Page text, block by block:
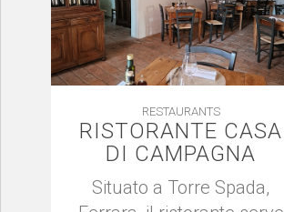
RESTAURANTS
RISTORANTE CASA
DI CAMPAGNA
Situato a Torre Spada,